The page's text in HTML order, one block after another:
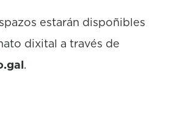
estarán dispoñibles
dixital a través de
.